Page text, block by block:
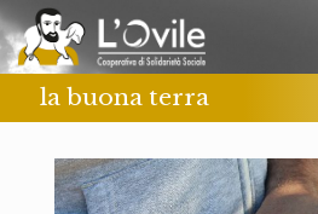
la buona terra